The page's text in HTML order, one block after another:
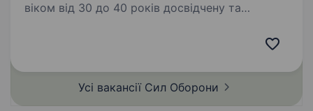
віком від 30 до 40 років досвідчену та
на промисловому швейному обладнанні. Яка
уважна до деталей, акуратна
та дисциплінована…
Усі вакансії Сил Оборони